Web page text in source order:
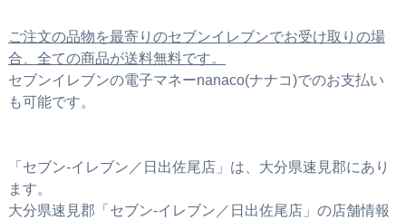
ご注文の品物を最寄りのセブンイレブンでお受け取りの場
合、全ての商品が送料無料です。
セブンイレブンの電子マネーnanaco(ナナコ)でのお支払い
も可能です。
「セブン‐イレブン／日出佐尾店」は、大分県速見郡にあり
ます。
大分県速見郡「セブン‐イレブン／日出佐尾店」の店舗情報